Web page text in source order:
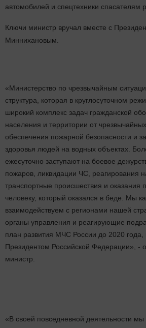
автомобилей и спецтехники спасателям
Ключи министр вручал вместе с
Миннихановым.
«Министерство по чрезвычайным
структура, которая в круглосуточном
широкий комплекс задач гражданской
населения и территории от
обеспечения пожарной безопасности и
здоровья людей на водных объектах.
ежесуточно заступают на боевое
пожаров, ликвидации ЧС, реагирования
транспортные происшествия и
человеку, который оказался в беде. Мы
взаимодействуем с регионами нашей
органы управления и реагирующие
план развития МЧС России до 2020 года,
Президентом Российской Федерации», -
министр.
«В своей повседневной деятельности